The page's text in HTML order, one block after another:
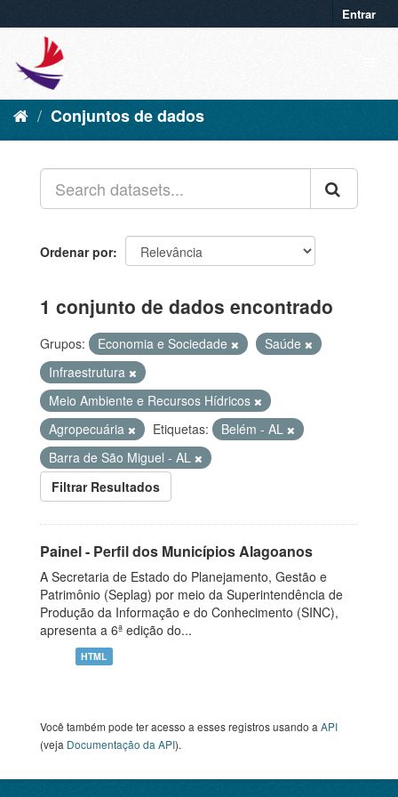
Entrar
Conjuntos de dados
Ordenar por
1 conjunto de dados encontrado
Grupos: Economia e Sociedade
Saúde
Infraestrutura
Meio Ambiente e Recursos Hídricos
Agropecuária
Etiquetas:
Belém - AL
Barra de São Miguel - AL
Filtrar Resultados
Painel - Perfil dos Municípios Alagoanos
A Secretaria de Estado do Planejamento, Gestão e
Patrimônio (Seplag) por meio da Superintendência de
Produção da Informação e do Conhecimento (SINC),
apresenta a 6ª edição do...
HTML
Você também pode ter acesso a esses registros usando a API
(veja Documentação da API).